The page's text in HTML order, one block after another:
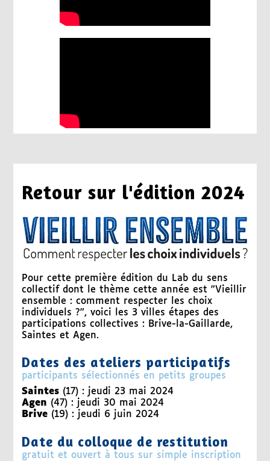
Retour sur l'édition 2024
Pour cette première édition du Lab du sens
collectif dont le thème cette année est "Vieillir
ensemble : comment respecter les choix
individuels ?", voici les 3 villes étapes des
participations collectives : Brive-la-Gaillarde,
Saintes et Agen.
Dates des ateliers participatifs
participants sélectionnés en petits groupes
Saintes(17) : jeudi 23 mai 2024
Agen (47) : jeudi 30 mai 2024
Brive(19) : jeudi 6 juin 2024
Date du colloque de restitution
gratuit et ouvert à tous sur simple inscription